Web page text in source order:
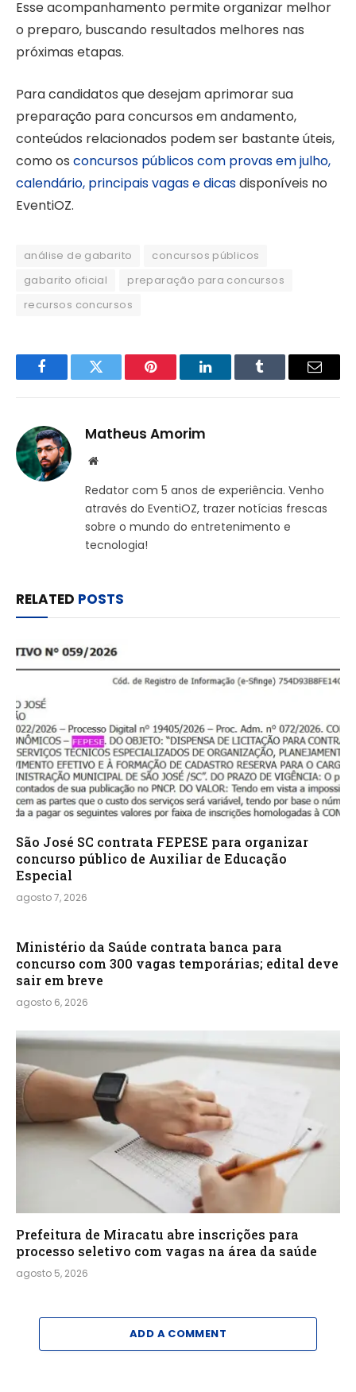
Esse acompanhamento permite organizar melhor
o preparo, buscando resultados melhores nas
próximas etapas.
Para candidatos que desejam aprimorar sua
preparação para concursos em andamento,
conteúdos relacionados podem ser bastante úteis,
como os concursos públicos com provas em julho,
calendário, principais vagas e dicasdisponíveis no
EventiOZ.
análise de gabarito
concursos públicos
gabarito oficial
preparação para concursos
recursos concursos
FacebookTwitter Pinterest LinkedInTumblr Email
Matheus Amorim
Website
Redator com 5 anos de experiência. Venho
através do EventiOZ, trazer notícias frescas
sobre o mundo do entretenimento e
tecnologia!
RELATED POSTS
São José SC contrata FEPESE para organizar
concurso público de Auxiliar de Educação
Especial
agosto 7, 2026
Ministério da Saúde contrata banca para
concurso com 300 vagas temporárias; edital deve
sair em breve
agosto 6, 2026
Prefeitura de Miracatu abre inscrições para
processo seletivo com vagas na área da saúde
agosto 5, 2026
ADD A COMMENT